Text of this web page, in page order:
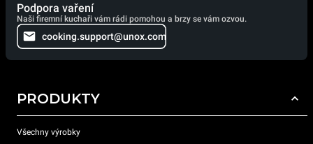
Podpora vaření
Naši firemní kuchaři vám rádi pomohou a brzy se vám ozvou.
cooking.support@unox.com
PRODUKTY
Všechny výrobky